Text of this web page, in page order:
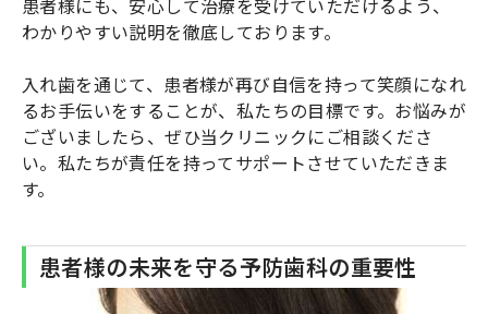
患者様にも、安心して治療を受けていただけるよう、
わかりやすい説明を徹底しております。
入れ歯を通じて、患者様が再び自信を持って笑顔になれ
るお手伝いをすることが、私たちの目標です。お悩みが
ございましたら、ぜひ当クリニックにご相談くださ
い。私たちが責任を持ってサポートさせていただきま
す。
患者様の未来を守る予防歯科の重要性